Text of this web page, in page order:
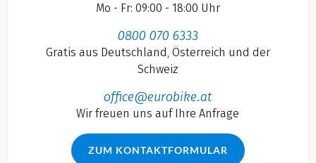
Mo - Fr: 09:00 - 18:00 Uhr
0800 070 6333
Gratis aus Deutschland, Österreich und der
Schweiz
office@eurobike.at
Wir freuen uns auf Ihre Anfrage
ZUM KONTAKTFORMULAR